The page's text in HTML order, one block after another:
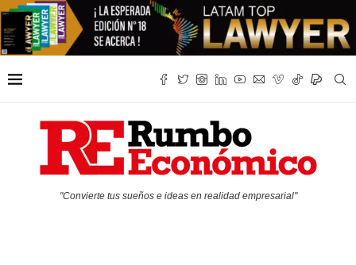
"Convierte tus sueños e ideas en realidad empresarial"